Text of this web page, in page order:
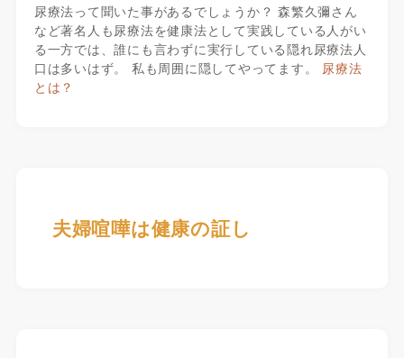
尿療法って聞いた事があるでしょうか？ 森繁久彌さん
など著名人も尿療法を健康法として実践している人がい
る一方では、誰にも言わずに実行している隠れ尿療法人
口は多いはず。 私も周囲に隠してやってます。 尿療法
とは？
夫婦喧嘩は健康の証し